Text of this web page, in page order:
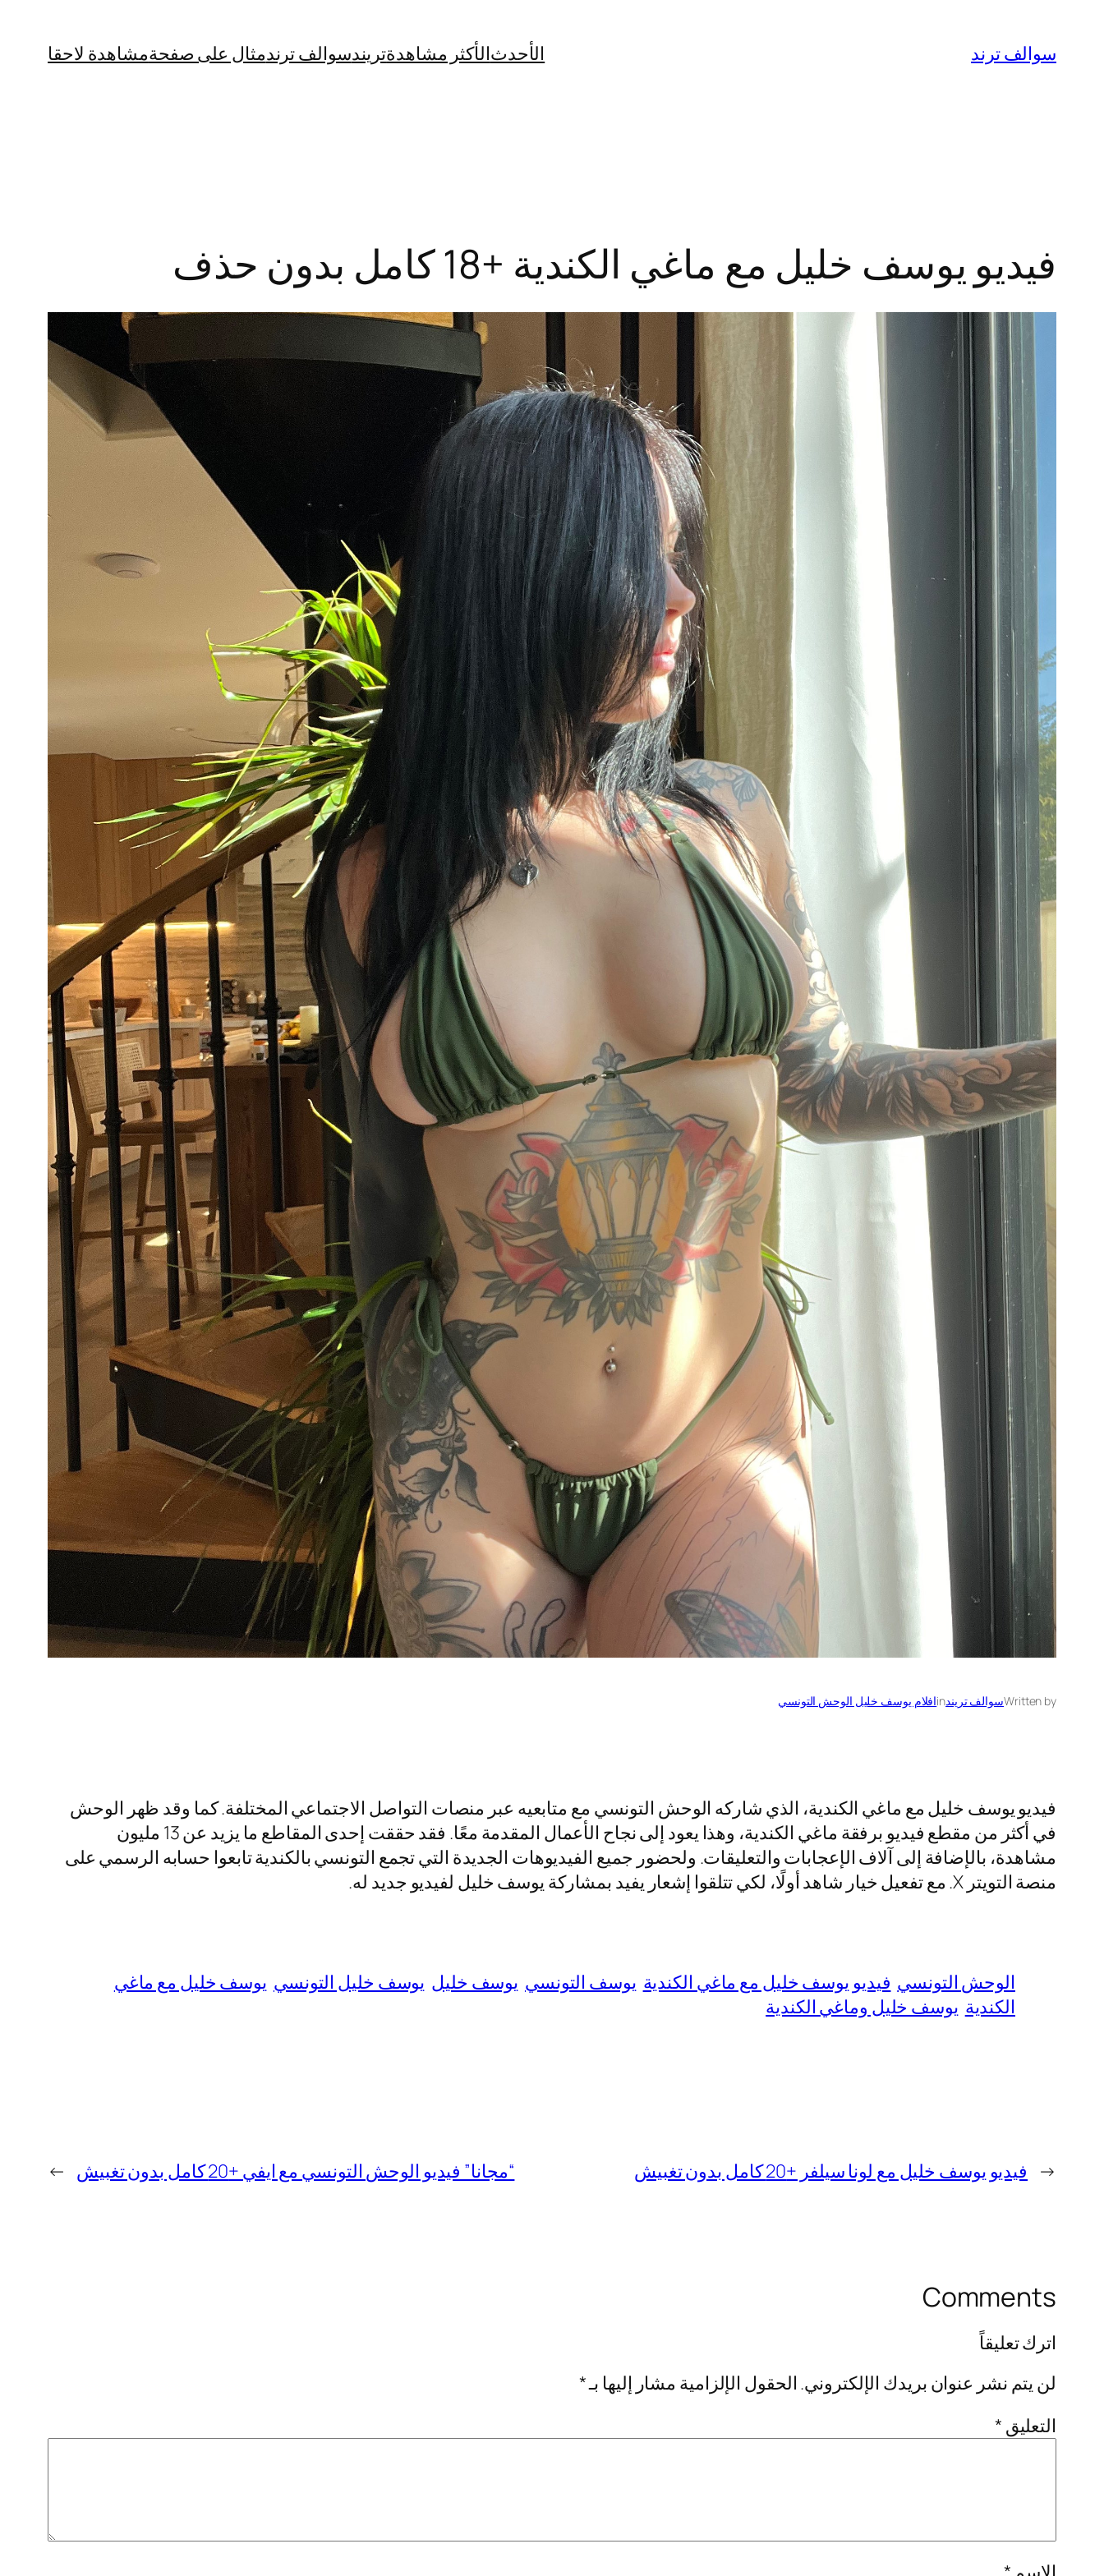
المحتوى
سوالف ترند الأحدثالأكثر مشاهدةتريندسوالف ترندمثال على صفحةمشاهدة لاحقا
فيديو يوسف خليل مع ماغي الكندية +18 كامل بدون حذف
Written byسوالف تريندinافلام يوسف خليل الوحش التونسي
فيديو يوسف خليل مع ماغي الكندية، الذي شاركه الوحش التونسي مع متابعيه عبر منصات التواصل الاجتماعي المختلفة. كما وقد ظهر الوحش
في أكثر من مقطع فيديو برفقة ماغي الكندية، وهذا يعود إلى نجاح الأعمال المقدمة معًا. فقد حققت إحدى المقاطع ما يزيد عن 13 مليون
مشاهدة، بالإضافة إلى آلاف الإعجابات والتعليقات. ولحضور جميع الفيديوهات الجديدة التي تجمع التونسي بالكندية تابعوا حسابه الرسمي على
منصة التويتر X. مع تفعيل خيار شاهد أولًا، لكي تتلقوا إشعار يفيد بمشاركة يوسف خليل لفيديو جديد له.
الوحش التونسي فيديو يوسف خليل مع ماغي الكندية يوسف التونسي يوسف خليل يوسف خليل التونسي يوسف خليل مع ماغي
الكندية يوسف خليل وماغي الكندية
← فيديو يوسف خليل مع لونا سيلفر +20 كامل بدون تغبيش “مجانا” فيديو الوحش التونسي مع ايفي +20 كامل بدون تغبيش →
Comments
اترك تعليقاً
لن يتم نشر عنوان بريدك الإلكتروني. الحقول الإلزامية مشار إليها بـ*
التعليق *